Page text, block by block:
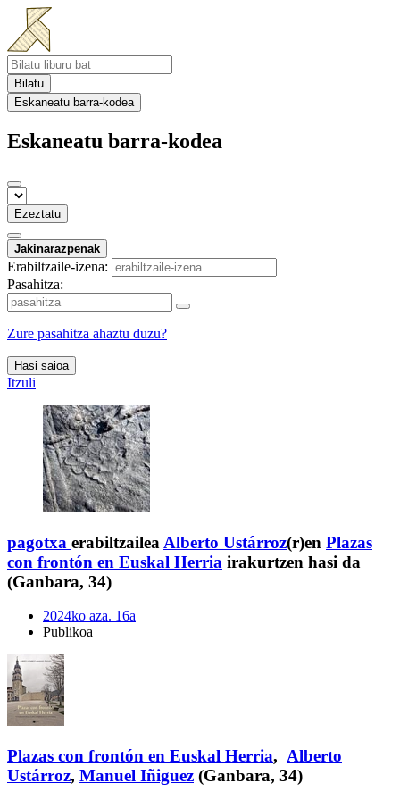
Bilatu
Eskaneatu barra-kodea
Eskaneatu barra-kodea
Ezeztatu
Jakinarazpenak
Erabiltzaile-izena:
Pasahitza:
Zure pasahitza ahaztu duzu?
Hasi saioa
Itzuli
pagotxa erabiltzailea Alberto Ustárroz(r)en Plazas
con frontón en Euskal Herria irakurtzen hasi da
(Ganbara, 34)
2024ko aza. 16a
Publikoa
Plazas con frontón en Euskal Herria, Alberto
Ustárroz, Manuel Iñiguez (Ganbara, 34)